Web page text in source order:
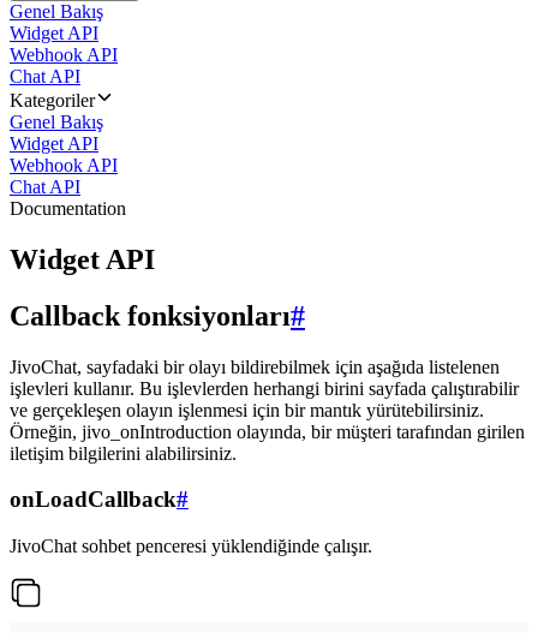
Genel Bakış
Widget API
Webhook API
Chat API
Kategoriler
Genel Bakış
Widget API
Webhook API
Chat API
Documentation
Widget API
Callback fonksiyonları#
JivoChat, sayfadaki bir olayı bildirebilmek için aşağıda listelenen
işlevleri kullanır. Bu işlevlerden herhangi birini sayfada çalıştırabilir
ve gerçekleşen olayın işlenmesi için bir mantık yürütebilirsiniz.
Örneğin, jivo_onIntroduction olayında, bir müşteri tarafından girilen
iletişim bilgilerini alabilirsiniz.
onLoadCallback#
JivoChat sohbet penceresi yüklendiğinde çalışır.